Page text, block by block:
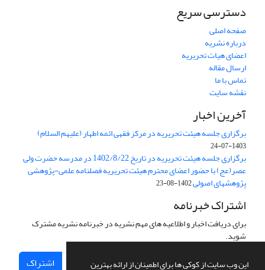
این وب سایت از کوکی ها برای اطمینان از ارائه بهترین
دسترسی سریع
صفحه اصلی
درباره نشریه
اعضای هیات تحریریه
ارسال مقاله
تماس با ما
نقشه سایت
آخرین اخبار
برگزاری جلسه هیئت تحریریه در مرکز فقهی ائمه اطهار (علیهم السلام)
1403-07-24
برگزاری جلسه هیئت تحریریه در تاریخ 1402/8/22 در مدرسه حضرت ولی
عصر(عج) با حضور اعضای محترم هیئت تحریریه فصلنامه علمی-پژوهشی
پژوهشهای اصولی1402-08-23
اشتراک خبرنامه
برای دریافت اخبار و اطلاعیه های مهم نشریه در خبرنامه نشریه مشترک
شوید.
اشتراک